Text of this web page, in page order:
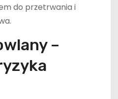
do przetrwania i
–